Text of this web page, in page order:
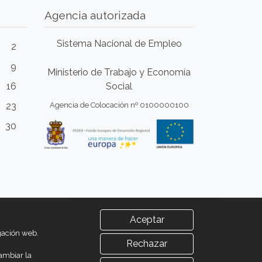
2
9
16
23
30
Agencia autorizada
Sistema Nacional de Empleo
Ministerio de Trabajo y Economía
Social
Agencia de Colocación nº 0100000100
web.
la
Aceptar
Rechazar